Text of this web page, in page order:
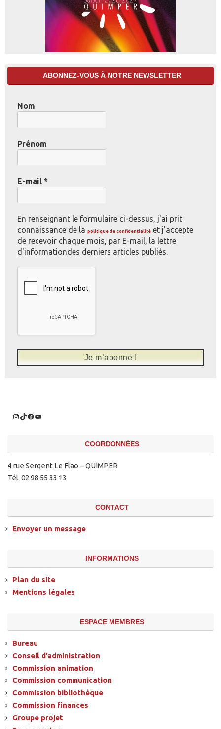
ABONNEZ-VOUS À NOTRE NEWSLETTER
Nom
Prénom
E-mail *
En renseignant le formulaire ci-dessus, j'ai prit
connaissance de la politique de confidentialité et j'accepte
de recevoir chaque mois, par E-mail, la lettre
d'informationdes derniers articles publiés.
COORDONNÉES
4 rue Sergent Le Flao – QUIMPER
Tél. 02 98 55 33 13
CONTACT
Envoyer un message
INFORMATIONS
Plan du site
Mentions légales
ESPACE MEMBRES
Bureau
Conseil d’administration
Commission animation
Commission communication
Commission bibliothèque
Commission finances
Groupe projet